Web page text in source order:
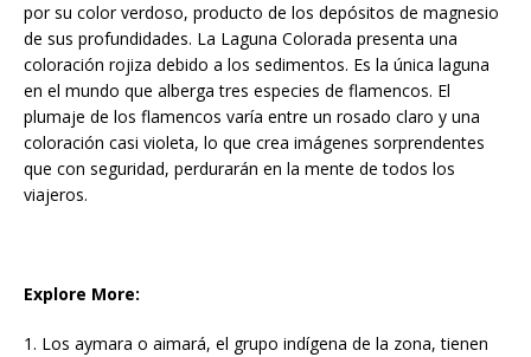
por su color verdoso, producto de los depósitos de magnesio
de sus profundidades. La Laguna Colorada presenta una
coloración rojiza debido a los sedimentos. Es la única laguna
en el mundo que alberga tres especies de flamencos. El
plumaje de los flamencos varía entre un rosado claro y una
coloración casi violeta, lo que crea imágenes sorprendentes
que con seguridad, perdurarán en la mente de todos los
viajeros.
Explore More:
1. Los aymara o aimará, el grupo indígena de la zona, tienen